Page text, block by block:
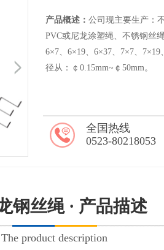
产品概述：公司现主要生产：
PVC或尼龙涂塑绳、不锈钢丝
6×7、6×19、6×37、7×7、
径从：￠0.15mm~￠50mm。
全国热线
0523-80218053
钢丝绳 · 产品描述
The product description